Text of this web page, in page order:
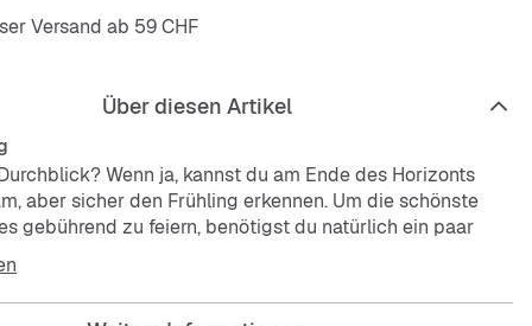
Versand ab 59 CHF
Über diesen Artikel
Wenn ja, kannst du am Ende des Horizonts
aber sicher den Frühling erkennen. Um die schönste
gebührend zu feiern, benötigst du natürlich ein paar
Diese Glasses von SNIPES verleihen dir den Drip,
um alle Blicke auf dich zu ziehen. Werde selbst zum
mach dich ready für den Sunshine!